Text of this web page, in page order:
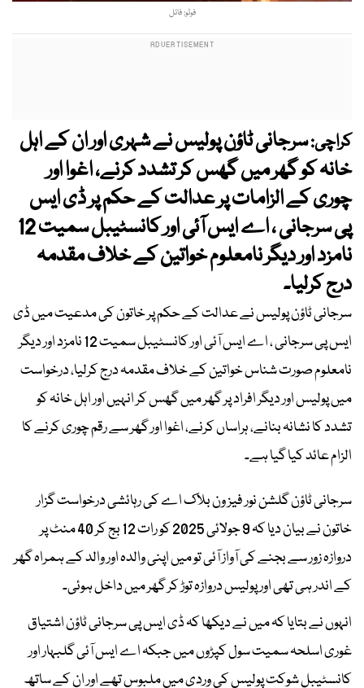
فوٹو: فائل
کراچی:سرجانی ٹاؤن پولیس نے شہری اور ان کے اہل
خانہ کو گھر میں گھس کر تشدد کرنے، اغوا اور
چوری کے الزامات پر عدالت کے حکم پر ڈی ایس
پی سرجانی ، اے ایس آئی اور کانسٹیبل سمیت 12
نامزد اور دیگر نامعلوم خواتین کے خلاف مقدمہ
درج کرلیا۔
سرجانی ٹاؤن پولیس نے عدالت کے حکم پر خاتون کی مدعیت میں ڈی
ایس پی سرجانی ، اے ایس آئی اور کانسٹیبل سمیت 12 نامزد اور دیگر
نامعلوم صورت شناس خواتین کے خلاف مقدمہ درج کرلیا، درخواست
میں پولیس اور دیگر افراد پر گھر میں گھس کر انہیں اور اہل خانہ کو
تشدد کا نشانہ بنانے، ہراساں کرنے، اغوا اور گھر سے رقم چوری کرنے کا
الزام عائد کیا گیا ہے۔
سرجانی ٹاؤن گلشن نور فیز ون بلاک اے کی رہائشی درخواست گزار
خاتون نے بیان دیا کہ 9 جولائی 2025 کو رات 12 بج کر 40 منٹ پر
دروازہ زور سے بجنے کی آواز آئی تو میں اپنی والدہ اور والد کے ہمراہ گھر
کے اندر ہی تھی اور پولیس دروازہ توڑ کر گھر میں داخل ہوئی۔
انہوں نے بتایا کہ میں نے دیکھا کہ ڈی ایس پی سرجانی ٹاؤن اشتیاق
غوری اسلحہ سمیت سول کپڑوں میں جبکہ اے ایس آئی گلبہار اور
کانسٹیبل شوکت پولیس کی وردی میں ملبوس تھے اور ان کے ساتھ